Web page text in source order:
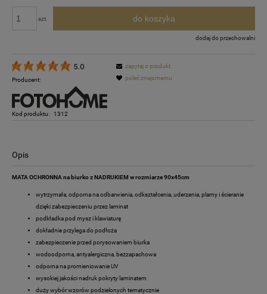
szt. do koszyka
dodaj do przechowalni
5.0
Producent:
Kod produktu: 1312
zapytaj o produkt
poleć znajomemu
Opis
MATA OCHRONNA na biurko z NADRUKIEM w rozmiarze 90x45cm
wytrzymała, odporna na odbarwienia, odkształcenia, uderzenia, plamy i ścieranie
dzięki zabezpieczeniu przez laminat
podkładka pod mysz i klawiaturę
dokładnie przylega do podłoża
zabezpieczenie przed porysowaniem biurka
wodoodporna, antyalergiczna, bezzapachowa
odporna na promieniowanie UV
wysokiej jakości nadruk pokryty laminatem
duży wybór wzorów podzielonych tematycznie